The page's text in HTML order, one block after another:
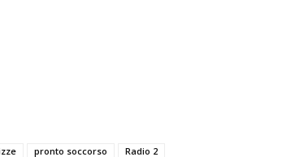
pronto soccorso
Radio 2